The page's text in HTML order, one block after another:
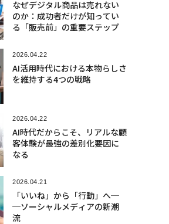
なぜデジタル商品は売れない
のか：成功者だけが知ってい
る「販売前」の重要ステップ
2026.04.22
AI活用時代における本物らしさ
を維持する4つの戦略
2026.04.22
AI時代だからこそ、リアルな顧
客体験が最強の差別化要因に
なる
2026.04.21
「いいね」から「行動」へ─
─ソーシャルメディアの新潮
流